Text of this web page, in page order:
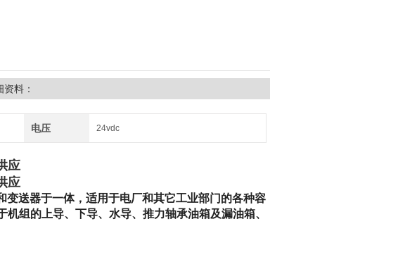
资料：
电压 24vdc
应
应
变送器于一体，适用于电厂和其它工业部门的各种容
组的上导、下导、水导、推力轴承油箱及漏油箱、